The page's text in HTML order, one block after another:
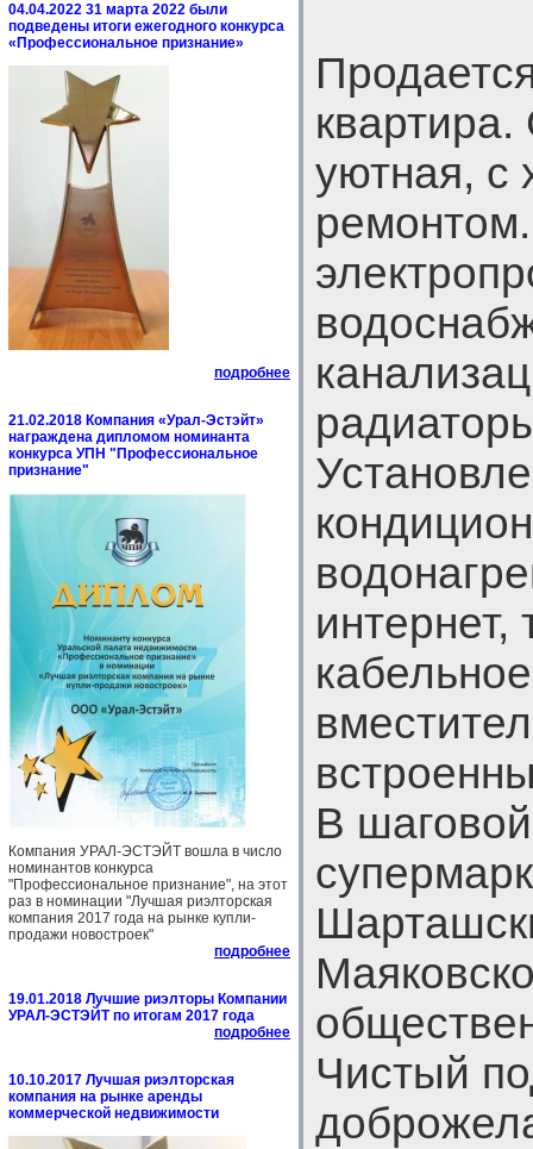
04.04.2022 31 марта 2022 были
подведены итоги ежегодного конкурса
«Профессиональное признание»
подробнее
21.02.2018 Компания «Урал-Эстэйт»
награждена дипломом номинанта
конкурса УПН "Профессиональное
признание"
Компания УРАЛ-ЭСТЭЙТ вошла в число
номинантов конкурса
"Профессиональное признание", на этот
раз в номинации "Лучшая риэлторская
компания 2017 года на рынке купли-
продажи новостроек"
подробнее
19.01.2018 Лучшие риэлторы Компании
УРАЛ-ЭСТЭЙТ по итогам 2017 года
подробнее
10.10.2017 Лучшая риэлторская
компания на рынке аренды
коммерческой недвижимости
уютная, с
В
Чистый